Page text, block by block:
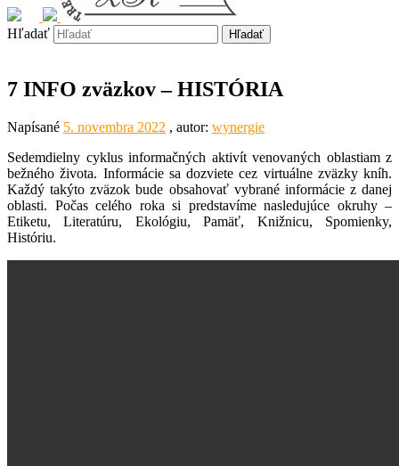
Hľadať
7 INFO zväzkov – HISTÓRIA
Napísané 5. novembra 2022 , autor: wynergie
Sedemdielny cyklus informačných aktivít venovaných oblastiam z
bežného života. Informácie sa dozviete cez virtuálne zväzky kníh.
Každý takýto zväzok bude obsahovať vybrané informácie z danej
oblasti. Počas celého roka si predstavíme nasledujúce okruhy –
Etiketu, Literatúru, Ekológiu, Pamäť, Knižnicu, Spomienky,
Históriu.